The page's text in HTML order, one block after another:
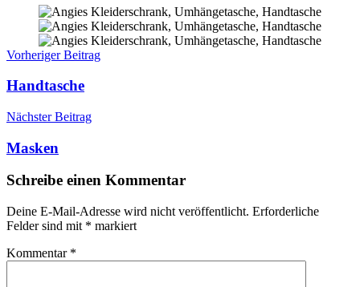
Beitragsnavigation
Vorheriger Beitrag
Handtasche
Nächster Beitrag
Masken
Schreibe einen Kommentar
Deine E-Mail-Adresse wird nicht veröffentlicht. Erforderliche
Felder sind mit * markiert
Kommentar *